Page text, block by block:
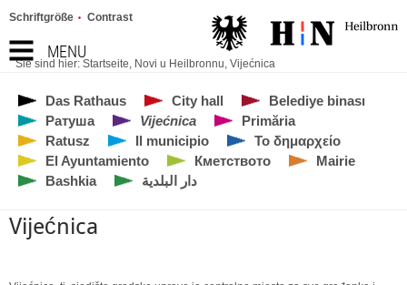
MENU
Schriftgröße Contrast
Sie sind hier: Startseite, Novi u Heilbronnu, Vijećnica
Das Rathaus City hall
Belediye binası
Ратуша
Vijećnica
Primăria
Ratusz
Il municipio
Το δημαρχείο
El Ayuntamiento
Кметството
Mairie
Bashkia
دار البلدية
Vijećnica